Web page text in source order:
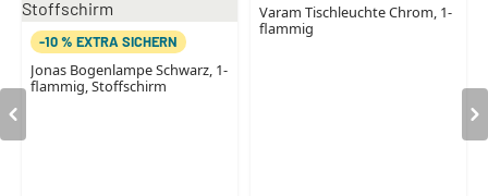
-10 % EXTRA SICHERN
Jonas Bogenlampe Schwarz, 1-
flammig, Stoffschirm
Varam Tischleuchte Chrom, 1-
flammig